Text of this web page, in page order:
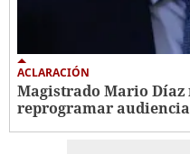
ACLARACIÓN
Magistrado Mario Díaz
reprogramar